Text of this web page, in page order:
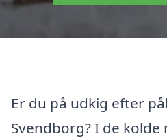
Er du på udkig efter
Svendborg? I de kolde